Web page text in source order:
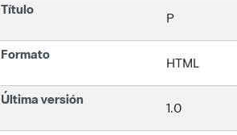
Título
P
Formato
HTML
Última versión
1.0